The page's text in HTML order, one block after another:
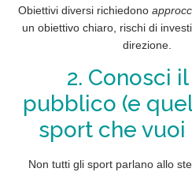
Obiettivi diversi richiedono
un obiettivo chiaro, rischi di
direzione.
2. Conosci
pubblico (e
sport che vuoi
Non tutti gli sport parlano allo